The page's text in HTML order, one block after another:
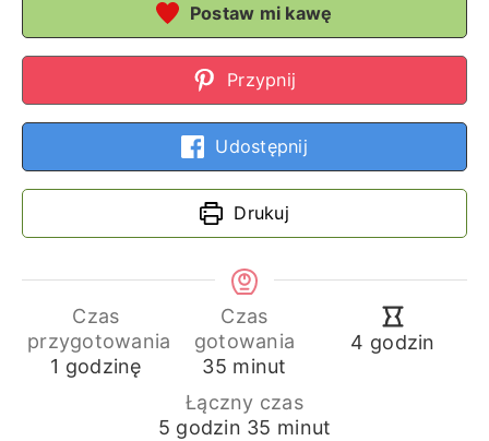
Postaw mi kawę
Przypnij
Udostępnij
Drukuj
Czas
przygotowania
1 godzina
godzinę
Czas
gotowania
35minuty
minut
4 godziny
godzin
Łączny czas
5godziny
godzin 35 minuty
minut